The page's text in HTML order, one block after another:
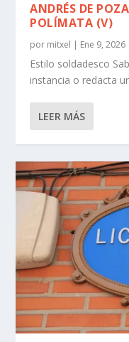
ANDRÉS DE
POLÍMATA (V)
por mitxel | Ene 9, 2026
Estilo soldadesco
instancia o redacta
LEER MÁS